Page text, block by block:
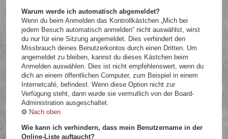
Warum werde ich automatisch abgemeldet?
Wenn du beim Anmelden das Kontrollkästchen „Mich bei
jedem Besuch automatisch anmelden“ nicht auswählst, wirst
du nur für eine Sitzung angemeldet. Dies verhindert den
Missbrauch deines Benutzerkontos durch einen Dritten. Um
angemeldet zu bleiben, kannst du dieses Kästchen beim
Anmelden auswählen. Dies ist nicht empfehlenswert, wenn du
dich an einem öffentlichen Computer, zum Beispiel in einem
Internetcafé, befindest. Wenn diese Option nicht zur
Verfügung steht, dann wurde sie vermutlich von der Board-
Administration ausgeschaltet.
Nach oben
Wie kann ich verhindern, dass mein Benutzername in der
Online-Liste auftaucht?